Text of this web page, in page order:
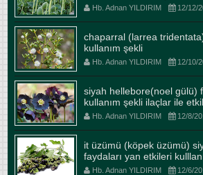
Hb. Adnan YILDIRIM 12/12/
chaparral (larrea
kullanım şekli
Hb. Adnan YILDIRIM 12/10/
siyah hellebore(noel gülü)
kullanım şekli ilaçlar ile
Hb. Adnan YILDIRIM 12/8/
it üzümü (köpek üzümü)
faydaları yan etkileri
Hb. Adnan YILDIRIM 12/6/